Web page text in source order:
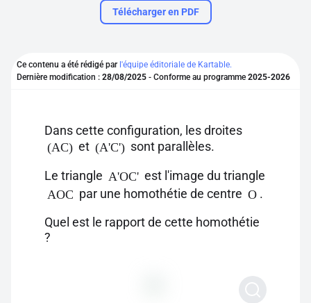
Se connecter
Pour profiter de 10 contenus offerts.
Télécharger en PDF
Ce contenu a été rédigé par l'équipe éditoriale de Kartable.
Dernière modification : 28/08/2025 - Conforme au programme 2025-2026
Dans cette configuration, les droites
(AC) et (A'C') sont parallèles.
Le triangle A'OC' est l'image du triangle
AOC par une homothétie de centre O .
Quel est le rapport de cette homothétie
?